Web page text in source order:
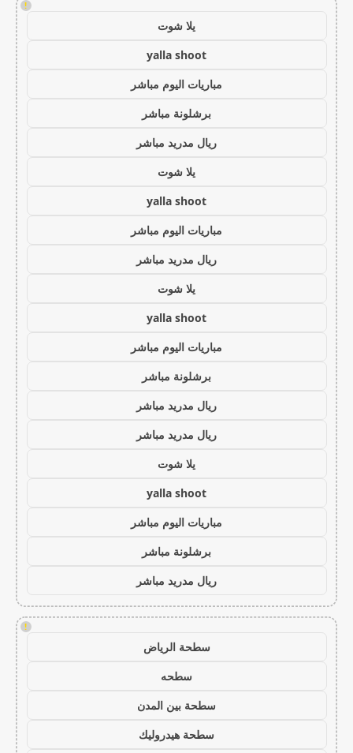
!
يلا شوت
yalla shoot
مباريات اليوم مباشر
برشلونة مباشر
ريال مدريد مباشر
يلا شوت
yalla shoot
مباريات اليوم مباشر
ريال مدريد مباشر
يلا شوت
yalla shoot
مباريات اليوم مباشر
برشلونة مباشر
ريال مدريد مباشر
ريال مدريد مباشر
يلا شوت
yalla shoot
مباريات اليوم مباشر
برشلونة مباشر
ريال مدريد مباشر
!
سطحة الرياض
سطحه
سطحة بين المدن
سطحة هيدروليك